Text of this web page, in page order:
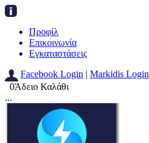
Προφίλ
Επικοινωνία
Εγκαταστάσεις
Facebook Login | Markidis Login
0Άδειο Καλάθι
...